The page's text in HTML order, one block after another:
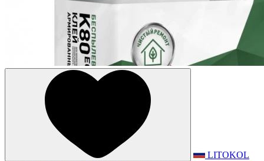
LITOKOL